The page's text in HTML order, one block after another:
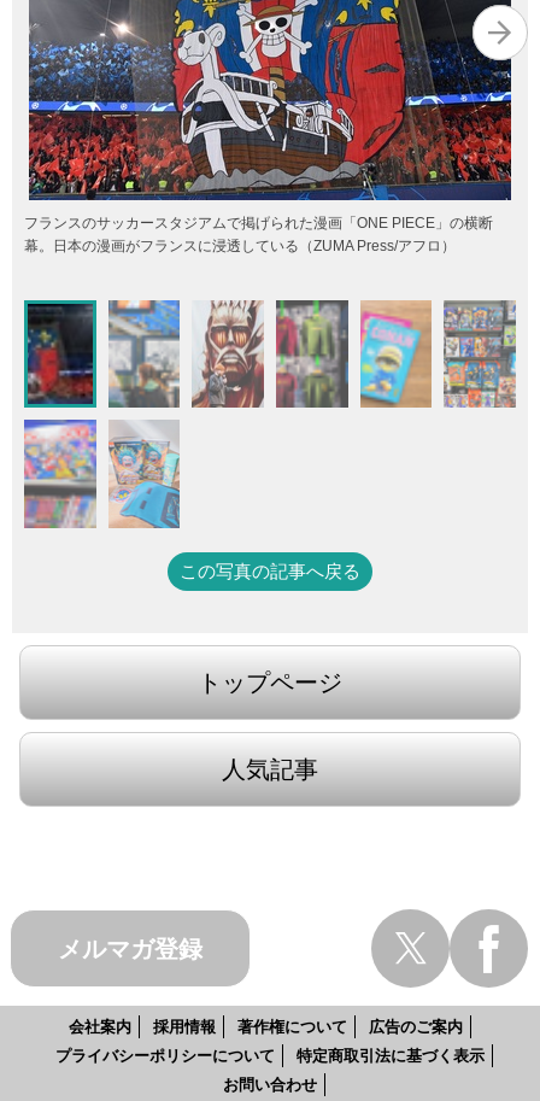
フランスのサッカースタジアムで掲げられた漫画「ONE PIECE」の横断
幕。日本の漫画がフランスに浸透している（ZUMA Press/アフロ）
この写真の記事へ戻る
トップページ
人気記事
メルマガ登録
会社案内 採用情報 著作権について
広告のご案内
プライバシーポリシーについて
特定商取引法に基づく表示
お問い合わせ